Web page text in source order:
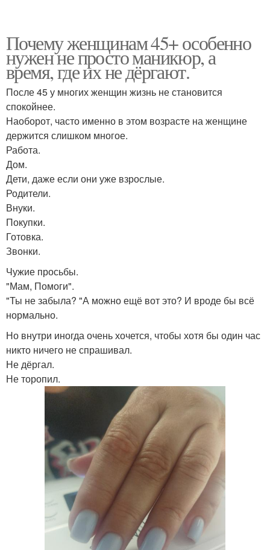
Почему женщинам 45+ особенно
нужен не просто маникюр, а
время, где их не дёргают.
После 45 у многих женщин жизнь не становится
спокойнее.
Наоборот, часто именно в этом возрасте на женщине
держится слишком многое.
Работа.
Дом.
Дети, даже если они уже взрослые.
Родители.
Внуки.
Покупки.
Готовка.
Звонки.
Чужие просьбы.
"Мам, Помоги".
"Ты не забыла? "А можно ещё вот это? И вроде бы всё
нормально.
Но внутри иногда очень хочется, чтобы хотя бы один час
никто ничего не спрашивал.
Не дёргал.
Не торопил.